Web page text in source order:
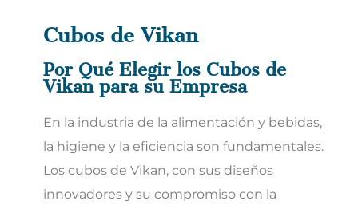
Cubos de Vikan
Por Qué Elegir los Cubos de
Vikan para su Empresa
En la industria de la alimentación y bebidas,
la higiene y la eficiencia son fundamentales.
Los cubos de Vikan, con sus diseños
innovadores y su compromiso con la